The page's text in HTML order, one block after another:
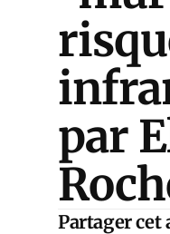
par
Partager cet